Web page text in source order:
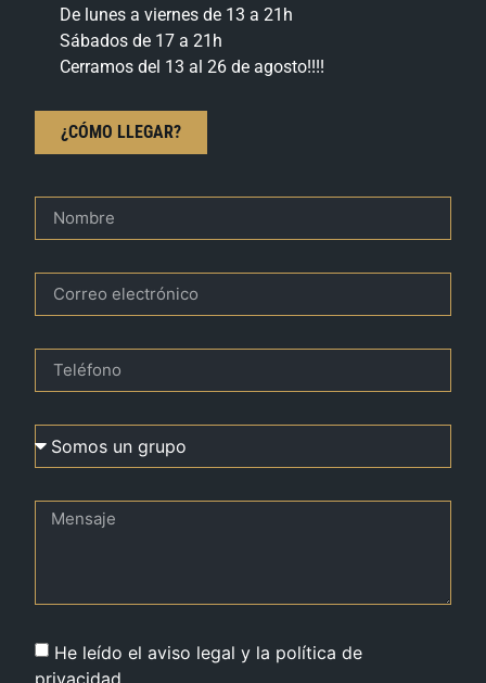
De lunes a viernes de 13 a 21h
Sábados de 17 a 21h
Cerramos del 13 al 26 de agosto!!!!
¿CÓMO LLEGAR?
He leído el aviso legal y la política de
privacidad